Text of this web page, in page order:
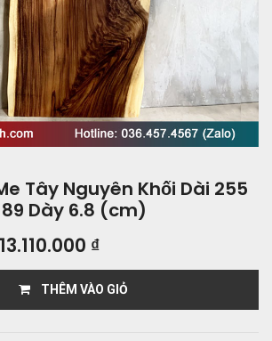
Tây Nguyên Khối Dài 255
Dày 6.8 (cm)
13.110.000 ₫
THÊM VÀO GIỎ